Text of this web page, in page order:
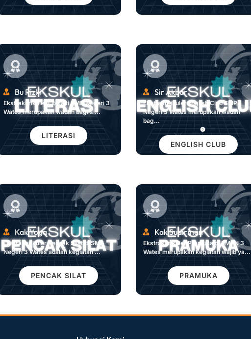
Bu Rizki
Ekstrakurikuler Literasi SMP Negeri 3
Wates merupakan wadah bagi si...
LITERASI
Sir Akbar
Ekstrakurikuler English Club SMP
Negeri 3 Wates merupakan wadah
bag...
ENGLISH CLUB
Kak Yoga
Ekstrakurikuler Pencak Silat di SMP
Negeri 3 Wates adalah kegiatan ...
PENCAK SILAT
Kak Sudirman
Ekstrakurikuler Pramuka di SMPN 3
Wates merupakan kegiatan wajib ya...
PRAMUKA